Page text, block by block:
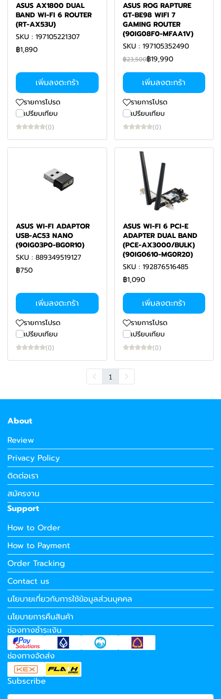
ASUS AX1800 DUAL
BAND WI-FI 6 ROUTER
(RT-AX53U)
SKU : 197105221307
฿1,890
เพิ่มลงตะกร้า
รายการโปรด
เปรียบเทียบ
(0)
ASUS ROG RAPTURE
GT-BE98 WIFI 7
GAMING ROUTER
(90IG08F0-MFAA1V)
SKU : 197105352490
฿23,500฿19,990
เพิ่มลงตะกร้า
รายการโปรด
เปรียบเทียบ
(0)
ASUS WI-FI ADAPTOR
USB-AC53 NANO
(90IG03P0-BG0R10)
SKU : 889349519127
฿750
เพิ่มลงตะกร้า
รายการโปรด
เปรียบเทียบ
(0)
ASUS WI-FI 6 PCI-E
ADAPTER DUAL BAND
(PCE-AX3000/BULK)
(90IG0610-MG0R20)
SKU : 192876516485
฿1,090
เพิ่มลงตะกร้า
รายการโปรด
เปรียบเทียบ
(0)
1
About
Review
Privacy Policy
ติดต่อเรา
สมัครงาน
Support
How to Order
How to Payment
Order Tracking
Contact us
นโยบายเกี่ยวกับการใช้ข้อมูลส่วนบุคคล
นโยบายการคืนสินค้า
ช่องทางชำระเงิน
ช่องทางจัดส่ง
Subscribe